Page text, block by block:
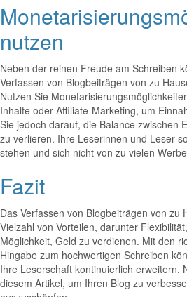
nutzen
Neben der reinen Freude am Schreiben
Verfassen von Blogbeiträgen von zu
Nutzen Sie
Inhalte oder Affiliate-Marketing, um
Sie jedoch darauf, die Balance zwischen
zu verlieren. Ihre Leserinnen und Leser
stehen und sich nicht von zu vielen
Fazit
Das Verfassen von Blogbeiträgen von zu
Vielzahl von Vorteilen, darunter
Möglichkeit, Geld zu verdienen. Mit den
Hingabe zum hochwertigen Schreiben
Ihre Leserschaft kontinuierlich erweitern.
diesem Artikel, um Ihren Blog zu